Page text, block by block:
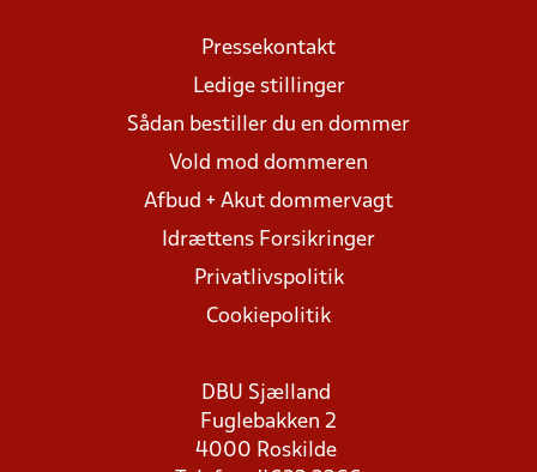
Pressekontakt
Ledige stillinger
Sådan bestiller du en dommer
Vold mod dommeren
Afbud + Akut dommervagt
Idrættens Forsikringer
Privatlivspolitik
Cookiepolitik
DBU Sjælland
Fuglebakken 2
4000 Roskilde